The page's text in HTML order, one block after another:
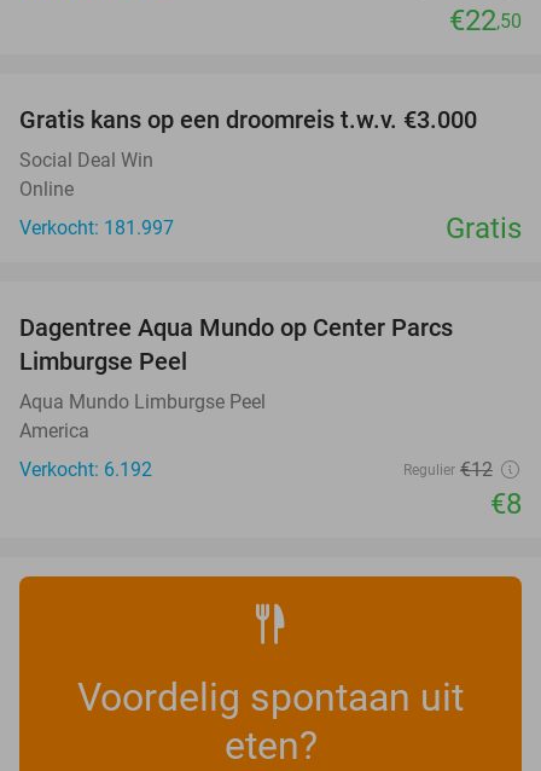
€22,50
Gratis kans op een droomreis t.w.v. €3.000
Social Deal Win
Online
Verkocht: 181.997
Gratis
Dagentree Aqua Mundo op Center Parcs
Limburgse Peel
Aqua Mundo Limburgse Peel
America
Verkocht: 6.192
Regulier €12
€8
Voordelig spontaan uit
eten?